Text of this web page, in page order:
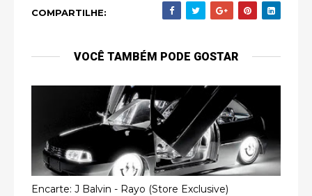
COMPARTILHE:
VOCÊ TAMBÉM PODE GOSTAR
Encarte: J Balvin - Rayo (Store Exclusive)